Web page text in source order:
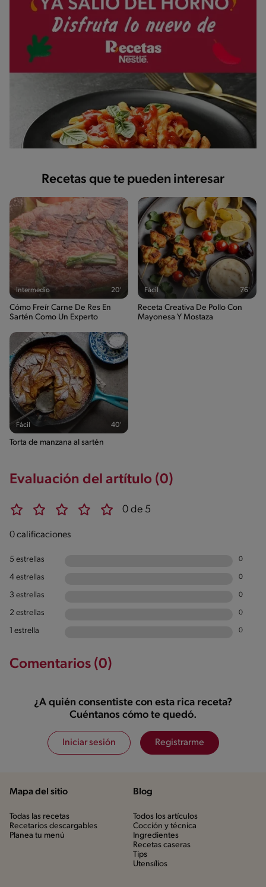
Recetas que te pueden interesar
Intermedio 20'
Cómo Freír Carne De Res En
Sartén Como Un Experto
Fácil 76'
Receta Creativa De Pollo Con
Mayonesa Y Mostaza
Fácil 40'
Torta de manzana al sartén
Evaluación del artítulo (0)
0 de 5
0 calificaciones
5 estrellas 0
4 estrellas 0
3 estrellas 0
2 estrellas 0
1 estrella 0
Comentarios (0)
¿A quién consentiste con esta rica receta?
Cuéntanos cómo te quedó.
Iniciar sesión Registrarme
Mapa del sitio
Todas las recetas
Recetarios descargables
Planea tu menú
Blog
Todos los artículos
Cocción y técnica
Ingredientes
Recetas caseras
Tips
Utensílios